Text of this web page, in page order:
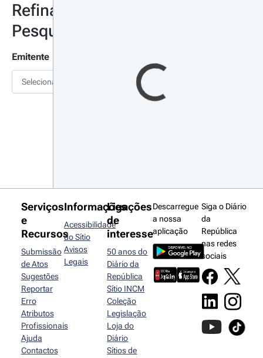
Refinar
Pesquisa
Emitente
Selecionar
Serviços
e
Recursos
Submissão
de Atos
Sugestões
Reportar
Erro
Atributos
Profissionais
Ajuda
Contactos
Informações
Acessibilidade
do Sítio
Avisos
Legais
Ligações
de
interesse
50 anos do
Diário da
República
Sítio INCM
Coleção
Legislação
Loja do
Diário
Sítios de
Descarregue
a nossa
aplicação
Siga o Diário
da
República
nas redes
sociais